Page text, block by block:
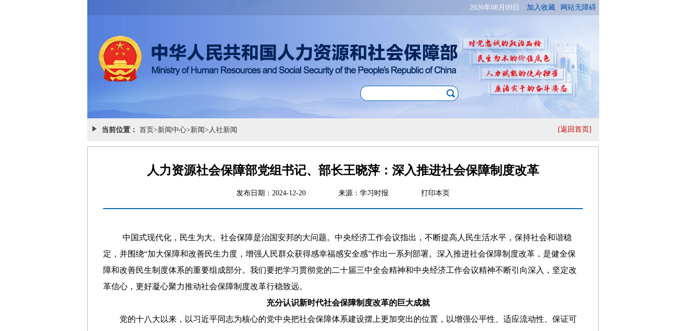
当前位置： 首页>新闻中心>新闻> 人社新闻 [返回首页]
人力资源社会保障部党组书记、部长王晓萍：深入推进社会保障制度改革
发布日期：2024-12-20 来源：学习时报 打印本页
中国式现代化，民生为大。社会保障是治国安邦的大问题。中央经济工作会议指出，不断提高人民生活水平，保持社会和谐稳
定，并围绕“加大保障和改善民生力度，增强人民群众获得感幸福感安全感”作出一系列部署。深入推进社会保障制度改革，是健全保
障和改善民生制度体系的重要组成部分。我们要把学习贯彻党的二十届三中全会精神和中央经济工作会议精神不断引向深入，坚定改
革信心，更好凝心聚力推动社会保障制度改革行稳致远。
充分认识新时代社会保障制度改革的巨大成就
党的十八大以来，以习近平同志为核心的党中央把社会保障体系建设摆上更加突出的位置，以增强公平性、适应流动性、保证可